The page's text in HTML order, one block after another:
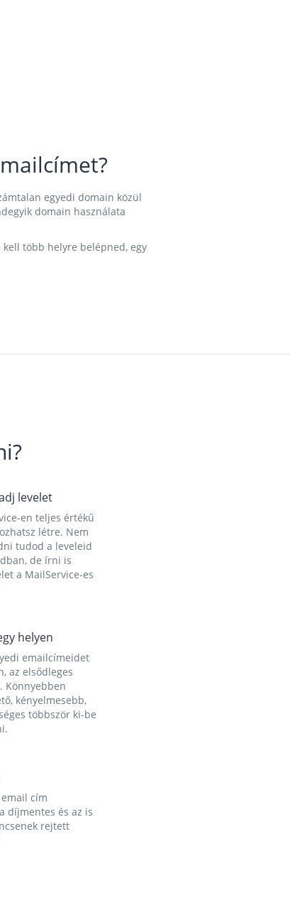
egyedi domain közül
domain használata
több helyre belépned, egy
levelet
en teljes értékű
létre. Nem
tudod a leveleid
de írni is
a MailService-es
helyen
emailcímeidet
az elsődleges
Könnyebben
kényelmesebb,
többször ki-be
email cím
díjmentes és az is
rejtett